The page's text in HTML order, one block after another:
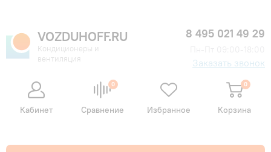
VOZDUHOFF.RU
Кондиционеры и
вентиляция
8 495 021 49 29
Заказать звонок
Кабинет
0
Сравнение Избранное
0
Корзина